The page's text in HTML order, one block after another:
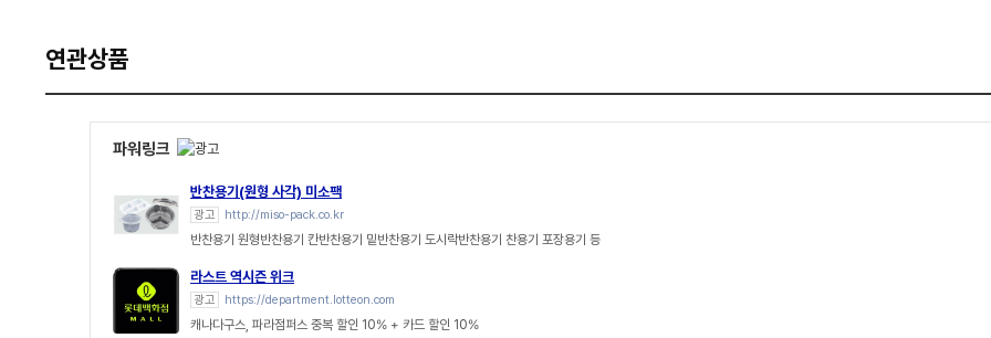
연관상품
파워링크
반찬용기(원형 사각) 미소팩
광고 http://miso-pack.co.kr
반찬용기 원형반찬용기 칸반찬용기 밑반찬용기 도시락반찬용기 찬용기 포장용기 등
라스트 역시즌 위크
광고 https://department.lotteon.com
캐나다구스, 파라점퍼스 중복 할인 10% + 카드 할인 10%